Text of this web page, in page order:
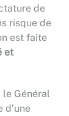
de
risque de
est faite
et
Général
d’une